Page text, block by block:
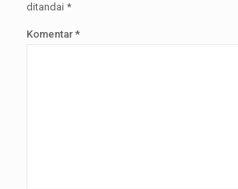
ditandai *
Komentar *